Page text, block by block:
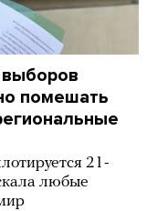
помешать
21-
любые